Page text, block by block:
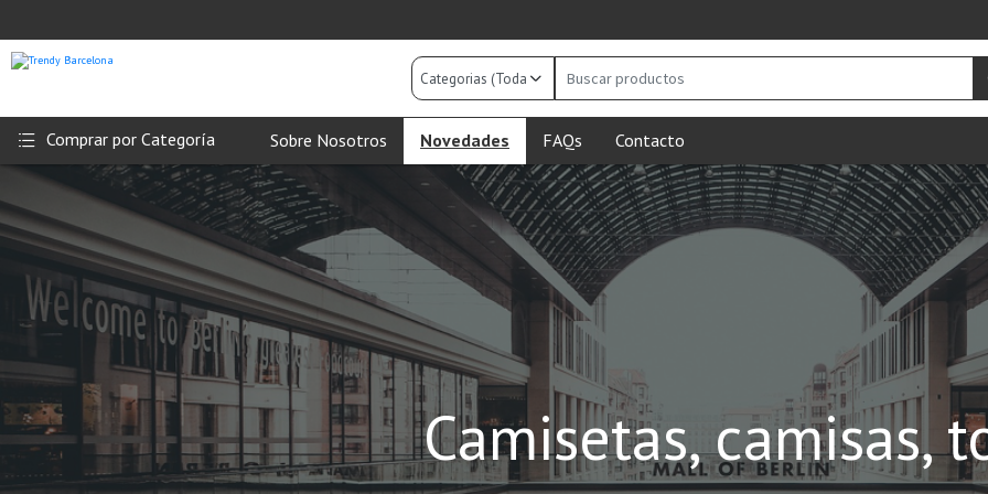
Categorias
(Todas)
productos
Comprar por Categoría Sobre Nosotros Novedades FAQs Contacto
Camisetas, camisas,